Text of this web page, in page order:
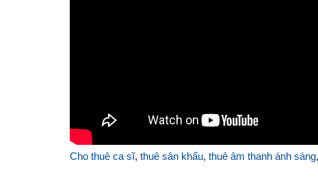
Cho thuê ca sĩ, thuê sân khấu, thuê âm thanh ánh sáng,